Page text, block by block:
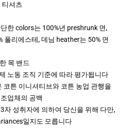
티셔츠
한 colors는 100%년 preshrunk 면,
폴리에스테, 데님 heather는 50% 면
목 밴드
노동 조직 기준에 따라 평가됩니다
코튼 이니셔티브와 코튼 농업 관행을
업체의 공백
자 성취자에 의하여 당신을 위해 다만,
일지도 모릅니다